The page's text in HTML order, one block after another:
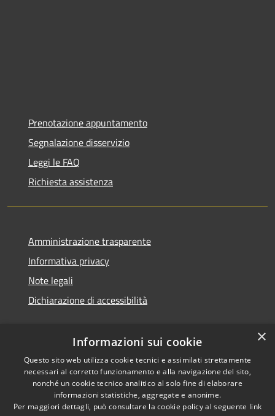
Prenotazione appuntamento
Segnalazione disservizio
Leggi le FAQ
Richiesta assistenza
Amministrazione trasparente
Informativa privacy
Note legali
Dichiarazione di accessibilità
RSS
Copyright © 2026 • Comune di
×
Informazioni sui cookie
Questo sito web utilizza cookie tecnici e assimilati strettamente
necessari al corretto funzionamento e alla navigazione del sito,
nonché un cookie tecnico analitico al solo fine di elaborare
informazioni statistiche, aggregate e anonime.
Per maggiori dettagli, può consultare la cookie policy al seguente link